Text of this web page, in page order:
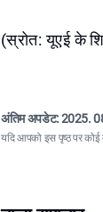
(स्रोत: यूएई के
अंतिम अपडेट:2025.
यदि आपको इस पृष्ठ पर कोई